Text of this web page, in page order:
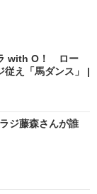
with O！ ロー
従え「馬ダンス」 |
ジ藤森さんが誰